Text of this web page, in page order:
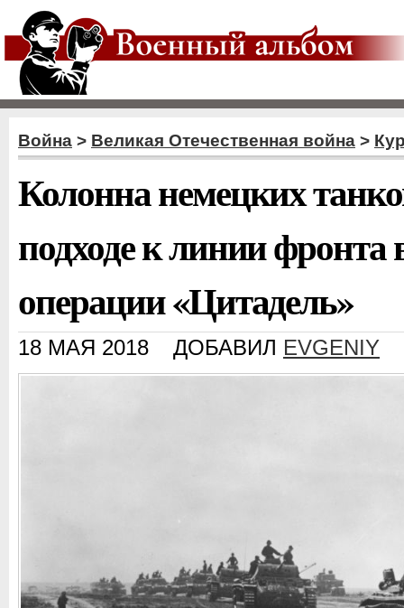
Война > Великая Отечественная война >
Колонна немецких
подходе к линии фронта
операции «Цитадель»
18 МАЯ 2018 ДОБАВИЛ EVGENIY